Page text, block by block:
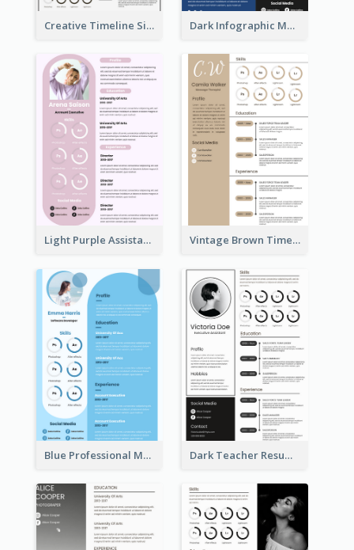
Creative Timeline Simple Resume Dark Infographic Marketing Assistant Resume
Light Purple Assistant Resume Vintage Brown Timeline Resume
Blue Professional Marketing Resume Dark Teacher Resume